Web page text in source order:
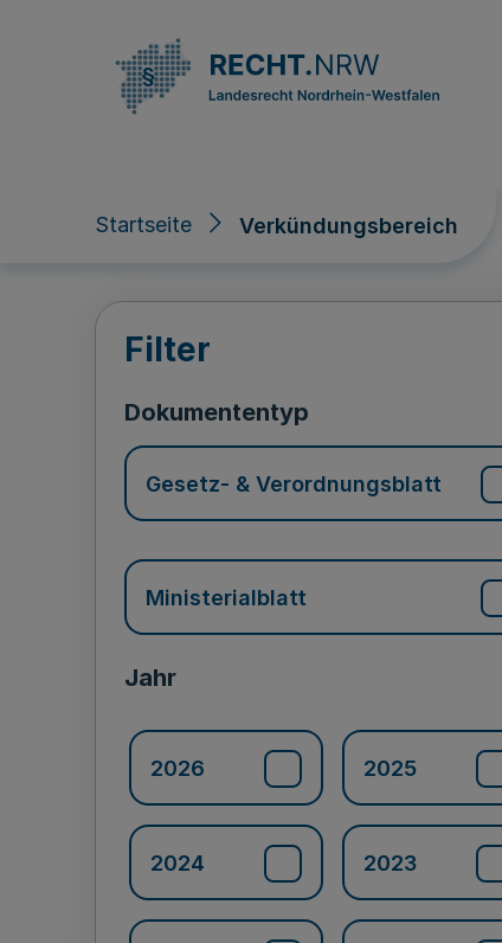
Startseite Verkündungsbereich
Filter
Dokumententyp
Gesetz- & Verordnungsblatt
Ministerialblatt
Jahr
2026 2025
2024 2023